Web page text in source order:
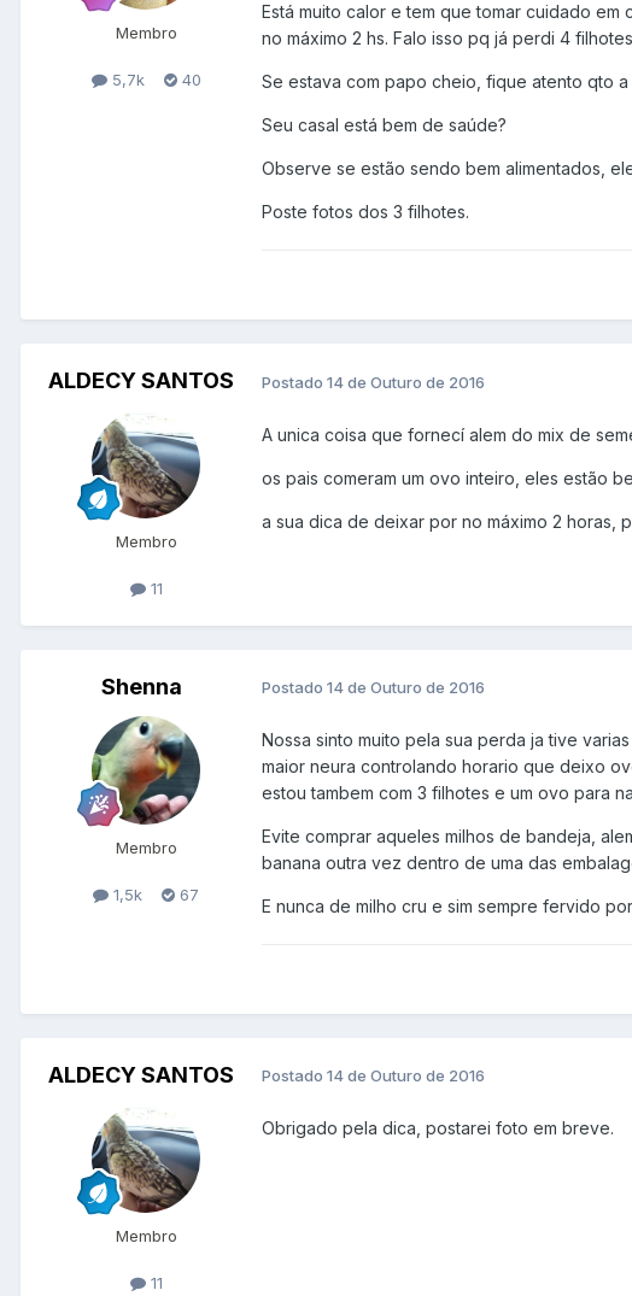
Membro
5,7k 40
Está muito calor e tem que tomar cuidado
no máximo 2 hs. Falo isso pq já perdi 4
Se estava com papo cheio, fique atento qto a
Seu casal está bem de saúde?
Observe se estão sendo bem alimentados,
Poste fotos dos 3 filhotes.
ALDECY SANTOS
Membro
11
Postado 14 de Outuro de 2016
A unica coisa que fornecí alem do mix de
os pais comeram um ovo inteiro, eles estão
a sua dica de deixar por no máximo 2 horas,
Shenna
Membro
1,5k 67
Postado 14 de Outuro de 2016
Nossa sinto muito pela sua perda ja tive
maior neura controlando horario que deixo
estou tambem com 3 filhotes e um ovo para
Evite comprar aqueles milhos de bandeja,
banana outra vez dentro de uma das
E nunca de milho cru e sim sempre fervido
ALDECY SANTOS
Membro
11
Postado 14 de Outuro de 2016
Obrigado pela dica, postarei foto em breve.